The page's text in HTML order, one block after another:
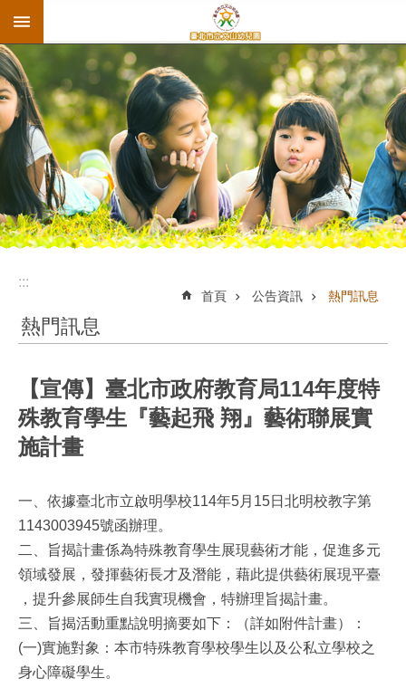
跳到主要內容區塊
:::
首頁 公告資訊 熱門訊息
熱門訊息
【宣傳】臺北市政府教育局114年度特
殊教育學生『藝起飛 翔』藝術聯展實
施計畫
一、依據臺北市立啟明學校114年5月15日北明校教字第
1143003945號函辦理。
二、旨揭計畫係為特殊教育學生展現藝術才能，促進多元
領域發展，發揮藝術長才及潛能，藉此提供藝術展現平臺
，提升參展師生自我實現機會，特辦理旨揭計畫。
三、旨揭活動重點說明摘要如下：（詳如附件計畫）：
(一)實施對象：本市特殊教育學校學生以及公私立學校之
身心障礙學生。